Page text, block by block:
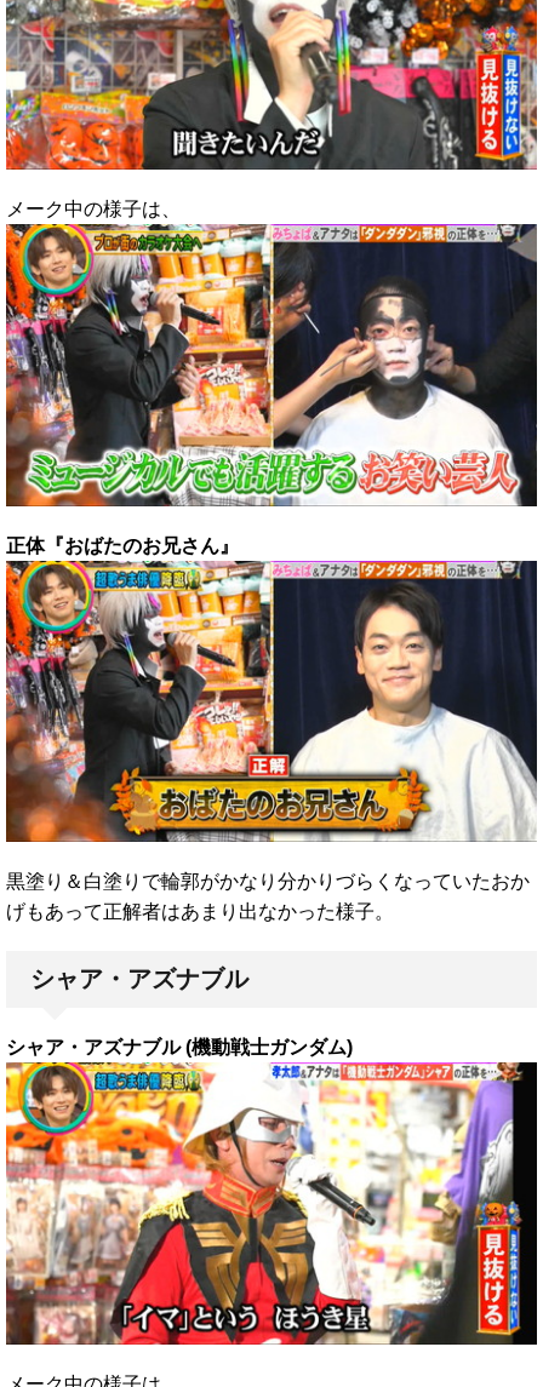
メーク中の様子は、
正体『おばたのお兄さん』
黒塗り＆白塗りで輪郭がかなり分かりづらくなっていたおか
げもあって正解者はあまり出なかった様子。
シャア・アズナブル
シャア・アズナブル (機動戦士ガンダム)